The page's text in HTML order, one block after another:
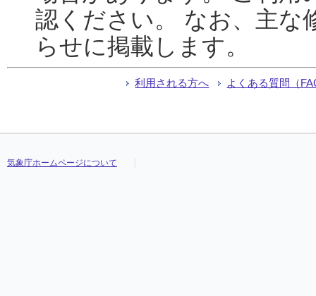
認ください。 なお、主な
らせに掲載します。
利用される方へ よくある質問（
気象庁ホームページについて